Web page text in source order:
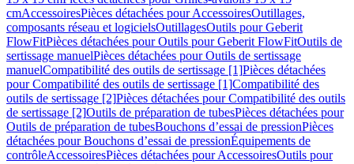
cmAccessoiresPièces détachées pour AccessoiresOutillages,
composants réseau et logicielsOutillagesOutils pour Geberit
FlowFitPièces détachées pour Outils pour Geberit FlowFitOutils de
sertissage manuelPièces détachées pour Outils de sertissage
manuelCompatibilité des outils de sertissage [1]Pièces détachées
pour Compatibilité des outils de sertissage [1]Compatibilité des
outils de sertissage [2]Pièces détachées pour Compatibilité des outils
de sertissage [2]Outils de préparation de tubesPièces détachées pour
Outils de préparation de tubesBouchons d’essai de pressionPièces
détachées pour Bouchons d’essai de pressionÉquipements de
contrôleAccessoiresPièces détachées pour AccessoiresOutils pour